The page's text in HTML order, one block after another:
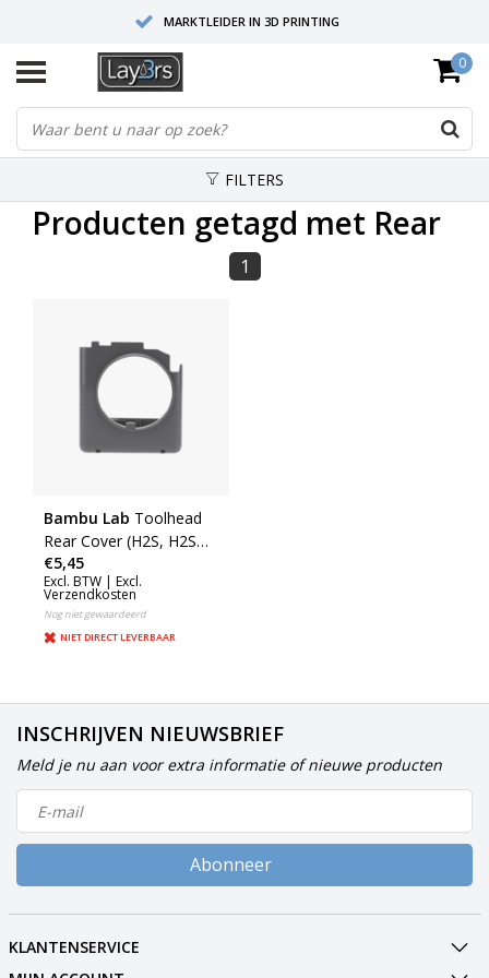
MARKTLEIDER IN 3D PRINTING
HOOGWAARDIGE SERVICE EN SUPPORT
FYSIEKE SHOWROOMS
0
FILTERS
Producten getagd met Rear
1
Bambu Lab Toolhead
Rear Cover (H2S, H2S
Laser) (FAE030)
€5,45
Excl. BTW | Excl.
Verzendkosten
Nog niet gewaardeerd
NIET DIRECT LEVERBAAR
INSCHRIJVEN NIEUWSBRIEF
Meld je nu aan voor extra informatie of nieuwe producten
Abonneer
KLANTENSERVICE